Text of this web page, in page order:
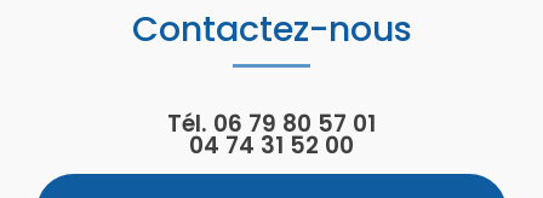
Contactez-nous
Tél. 06 79 80 57 01
04 74 31 52 00